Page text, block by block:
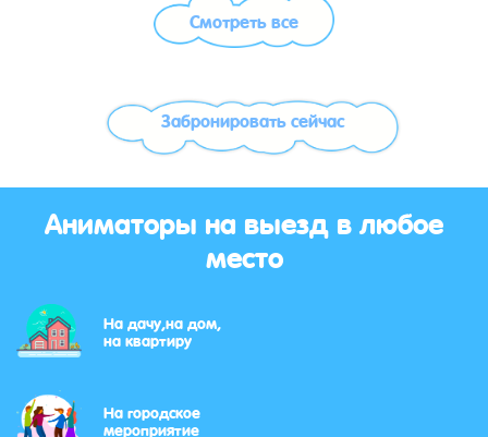
Смотреть все
Забронировать сейчас
Аниматоры на выезд в любое
место
На дачу,на дом,
на квартиру
На городское
мероприятие